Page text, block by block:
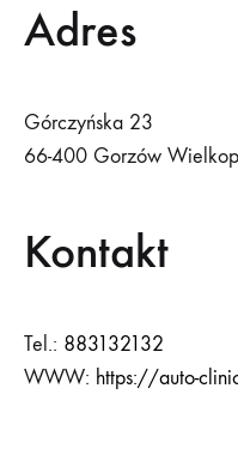
Adres
Górczyńska 23
66-400 Gorzów
Kontakt
Tel.: 883132132
WWW: https://auto-